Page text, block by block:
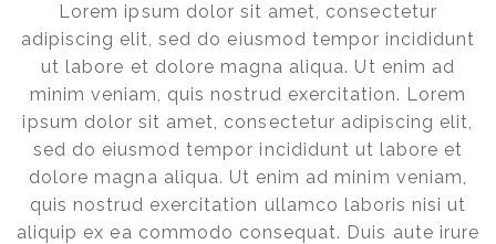
Lorem ipsum dolor sit amet, consectetur
adipiscing elit, sed do eiusmod tempor incididunt
ut labore et dolore magna aliqua. Ut enim ad
minim veniam, quis nostrud exercitation. Lorem
ipsum dolor sit amet, consectetur adipiscing elit,
sed do eiusmod tempor incididunt ut labore et
dolore magna aliqua. Ut enim ad minim veniam,
quis nostrud exercitation ullamco laboris nisi ut
aliquip ex ea commodo consequat. Duis aute irure